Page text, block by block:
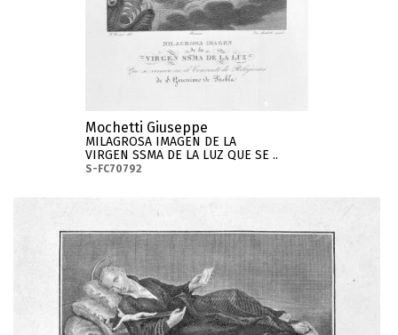
Mochetti Giuseppe
MILAGROSA IMAGEN DE LA
VIRGEN SSMA DE LA LUZ QUE SE ..
S-FC70792